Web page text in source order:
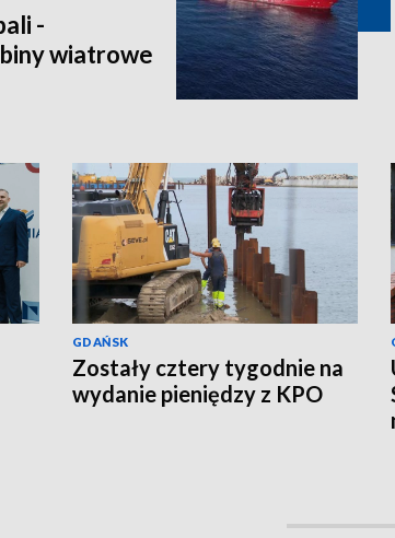
-
wiatrowe
GDAŃSK
Zostały cztery tygodnie na
wydanie pieniędzy z KPO